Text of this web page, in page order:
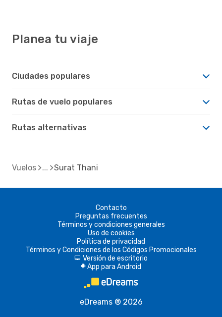
Planea tu viaje
Ciudades populares
Rutas de vuelo populares
Rutas alternativas
Vuelos Surat Thani
Contacto
Preguntas frecuentes
Términos y condiciones generales
Uso de cookies
Política de privacidad
Términos y Condiciones de los Códigos Promocionales
d Versión de escritorio
A App para Android
eDreams ® 2026